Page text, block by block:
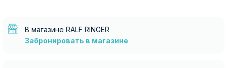
Да, все верно Изменить город
В магазине RALF RINGER
Забронировать в магазине